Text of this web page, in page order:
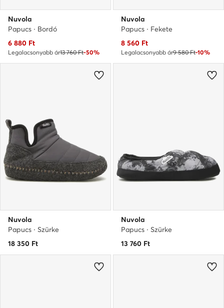
Nuvola
Papucs · Bordó
Aktuális ár
6 880 Ft
Legalacsonyabb ár13 760 Ft-50%
Nuvola
Papucs · Fekete
Aktuális ár
8 560 Ft
Legalacsonyabb ár9 580 Ft-10%
Nuvola
Papucs · Szürke
18 350 Ft
Nuvola
Papucs · Szürke
13 760 Ft